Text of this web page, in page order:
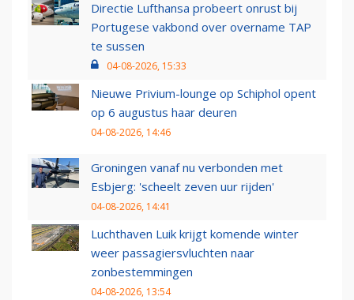
Directie Lufthansa probeert onrust bij
Portugese vakbond over overname TAP
te sussen
04-08-2026, 15:33
Nieuwe Privium-lounge op Schiphol opent
op 6 augustus haar deuren
04-08-2026, 14:46
Groningen vanaf nu verbonden met
Esbjerg: 'scheelt zeven uur rijden'
04-08-2026, 14:41
Luchthaven Luik krijgt komende winter
weer passagiersvluchten naar
zonbestemmingen
04-08-2026, 13:54